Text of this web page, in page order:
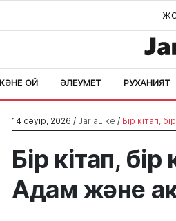
ОЙ ӘЛЕУМЕТ РУХАНИЯТ
14 сәуір, 2026 / JariaLike / Бір кітап,
Бір кітап,
Адам және